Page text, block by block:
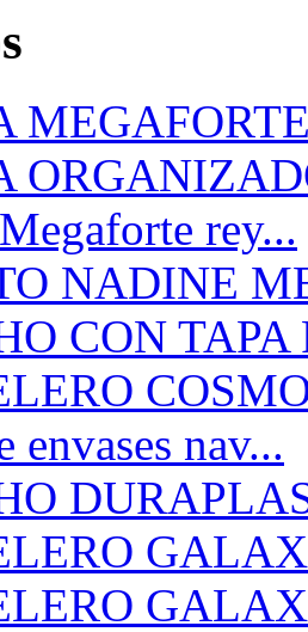
rey...
NADINE
CON TAPA
envases nav...